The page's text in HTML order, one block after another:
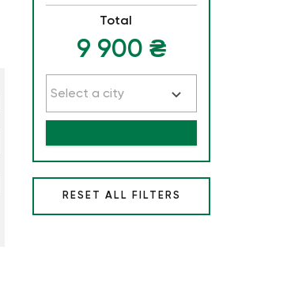
RESET ALL FILTERS
Total
9 900 ₴
Select a city